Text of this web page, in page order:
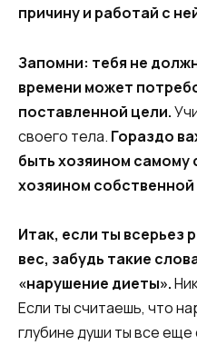
причину и работай с
Запомни: тебя не
времени может
поставленной цели.
своего тела. Гораздо
быть хозяином самому
хозяином
Итак, если ты всерьез
вес, забудь такие
«нарушение диеты».
Если ты считаешь, что
глубине души ты все еще